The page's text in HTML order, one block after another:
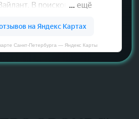
Санкт‑Петербурга — Яндекс Карты